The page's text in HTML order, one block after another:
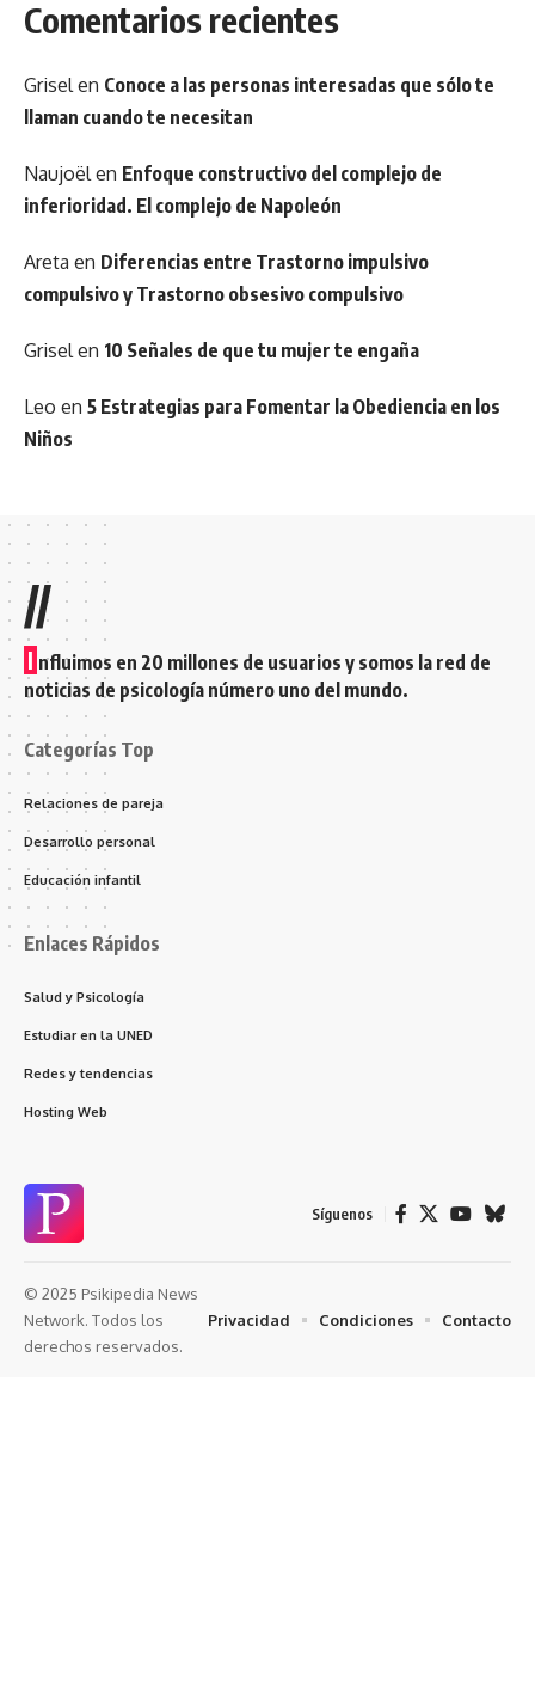
Comentarios recientes
Griselen Conoce a las personas interesadas que sólo te
llaman cuando te necesitan
Naujoëlen Enfoque constructivo del complejo de
inferioridad. El complejo de Napoleón
Areta en Diferencias entre Trastorno impulsivo
compulsivo y Trastorno obsesivo compulsivo
Griselen 10 Señales de que tu mujer te engaña
Leo en 5 Estrategias para Fomentar la Obediencia en los
Niños
//
I nfluimos en 20 millones de usuarios y somos la red de
noticias de psicología número uno del mundo.
Categorías Top
Relaciones de pareja
Desarrollo personal
Educación infantil
Enlaces Rápidos
Salud y Psicología
Estudiar en la UNED
Redes y tendencias
Hosting Web
Síguenos
© 2025 Psikipedia News
Network. Todos los
derechos reservados.
Privacidad Condiciones Contacto